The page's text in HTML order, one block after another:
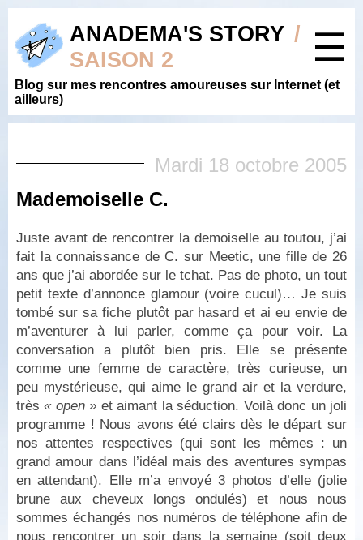
ANADEMA'S STORY /
SAISON 2
☰
Blog sur mes rencontres amoureuses sur Internet (et
ailleurs)
Mardi 18 octobre 2005
Mademoiselle C.
Juste avant de rencontrer la demoiselle au toutou, j’ai
fait la connaissance de C. sur Meetic, une fille de 26
ans que j’ai abordée sur le tchat. Pas de photo, un tout
petit texte d’annonce glamour (voire cucul)… Je suis
tombé sur sa fiche plutôt par hasard et ai eu envie de
m’aventurer à lui parler, comme ça pour voir. La
conversation a plutôt bien pris. Elle se présente
comme une femme de caractère, très curieuse, un
peu mystérieuse, qui aime le grand air et la verdure,
très« open » et aimant la séduction. Voilà donc un joli
programme ! Nous avons été clairs dès le départ sur
nos attentes respectives (qui sont les mêmes : un
grand amour dans l’idéal mais des aventures sympas
en attendant). Elle m’a envoyé 3 photos d’elle (jolie
brune aux cheveux longs ondulés) et nous nous
sommes échangés nos numéros de téléphone afin de
nous rencontrer un soir dans la semaine (soit deux